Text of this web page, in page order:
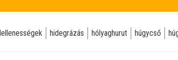
hidegrázás hólyaghurut húgycső